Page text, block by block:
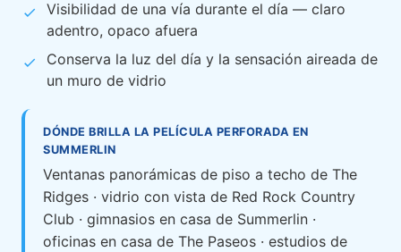
Visibilidad de una vía durante el día — claro
adentro, opaco afuera
Conserva la luz del día y la sensación aireada de
un muro de vidrio
DÓNDE BRILLA LA PELÍCULA PERFORADA EN
SUMMERLIN
Ventanas panorámicas de piso a techo de The
Ridges · vidrio con vista de Red Rock Country
Club · gimnasios en casa de Summerlin ·
oficinas en casa de The Paseos · estudios de